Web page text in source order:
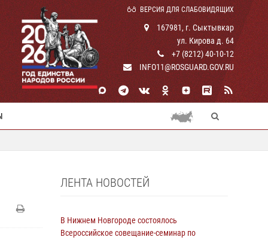
ВЕРСИЯ ДЛЯ СЛАБОВИДЯЩИХ
167981, г. Сыктывкар
ул. Кирова д. 64
+7 (8212) 40-10-12
INFO11@ROSGUARD.GOV.RU
ЛЕНТА НОВОСТЕЙ
В Нижнем Новгороде состоялось
Всероссийское совещание-семинар по